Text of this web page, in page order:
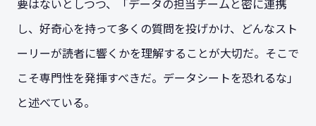
要はないとしつつ、「データの担当チームと密に連携
し、好奇心を持って多くの質問を投げかけ、どんなスト
ーリーが読者に響くかを理解することが大切だ。そこで
こそ専門性を発揮すべきだ。データシートを恐れるな」
と述べている。